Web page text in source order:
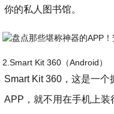
你的私人图书馆。
2.Smart Kit 360（Android）
Smart Kit 360，这是一
APP，就不用在手机上